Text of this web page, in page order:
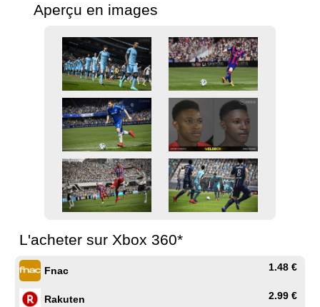
Aperçu en images
L'acheter sur Xbox 360*
Fnac 1.48 €
Rakuten 2.99 €